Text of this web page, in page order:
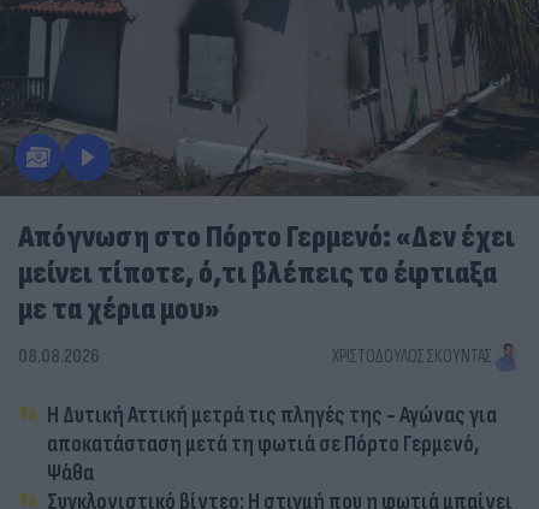
Απόγνωση στο Πόρτο Γερμενό: «Δεν έχει
μείνει τίποτε, ό,τι βλέπεις το έφτιαξα
με τα χέρια μου»
08.08.2026 ΧΡΙΣΤΌΔΟΥΛΟΣ ΣΚΟΎΝΤΑΣ
Η Δυτική Αττική μετρά τις πληγές της - Αγώνας για
αποκατάσταση μετά τη φωτιά σε Πόρτο Γερμενό,
Ψάθα
Συγκλονιστικό βίντεο: Η στιγμή που η φωτιά μπαίνει